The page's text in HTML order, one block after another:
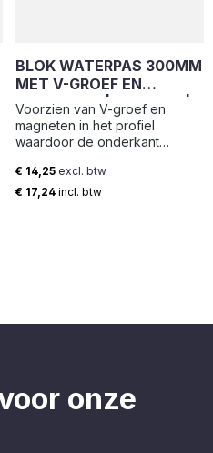
BLOK WATERPAS 300MM
MET V-GROEF EN
MAGNETEN | BLM-300 |
ELTEE
Voorzien van V-groef en
magneten in het profiel
waardoor de onderkant
worden. Deze waterpas wordt
veel gebruikt in de
Normale prijs:
€ 14,25 excl. btw
€ 17,24 incl. btw
onze